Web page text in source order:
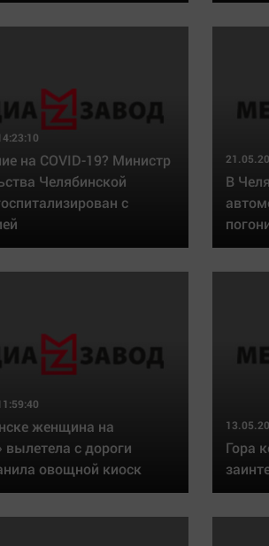
на COVID-19? Министр
Челябинской
с
В
женщина на
вылетела с дороги
овощной киоск
Гора